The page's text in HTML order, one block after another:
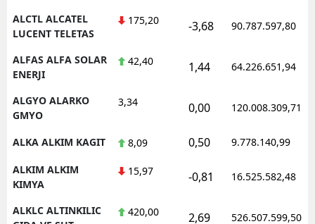
ALCTL ALCATEL
LUCENT TELETAS
175,20 -3,68 90.787.597,80
ALFAS ALFA SOLAR
ENERJI
42,40 1,44 64.226.651,94
ALGYO ALARKO
GMYO
3,34 0,00 120.008.309,71
ALKA ALKIM KAGIT 8,09 0,50 9.778.140,99
ALKIM ALKIM
KIMYA
15,97 -0,81 16.525.582,48
ALKLC ALTINKILIC
420,00 2,69 526.507.599,50